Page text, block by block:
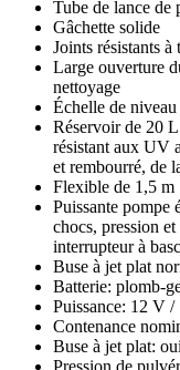
Tube de lance de
Gâchette solide
Joints résistants
Large ouverture
nettoyage
Échelle de
Réservoir de 20
résistant aux UV
et rembourré, de
Flexible de 1,5 m
Puissante pompe
chocs, pression
interrupteur à
Buse à jet plat
Batterie: plomb-
Puissance: 12 V /
Contenance
Buse à jet plat: oui
Pression de